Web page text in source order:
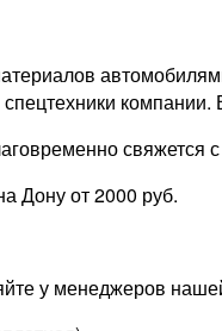
свяжется
Дону от 2000 руб.
у менеджеров